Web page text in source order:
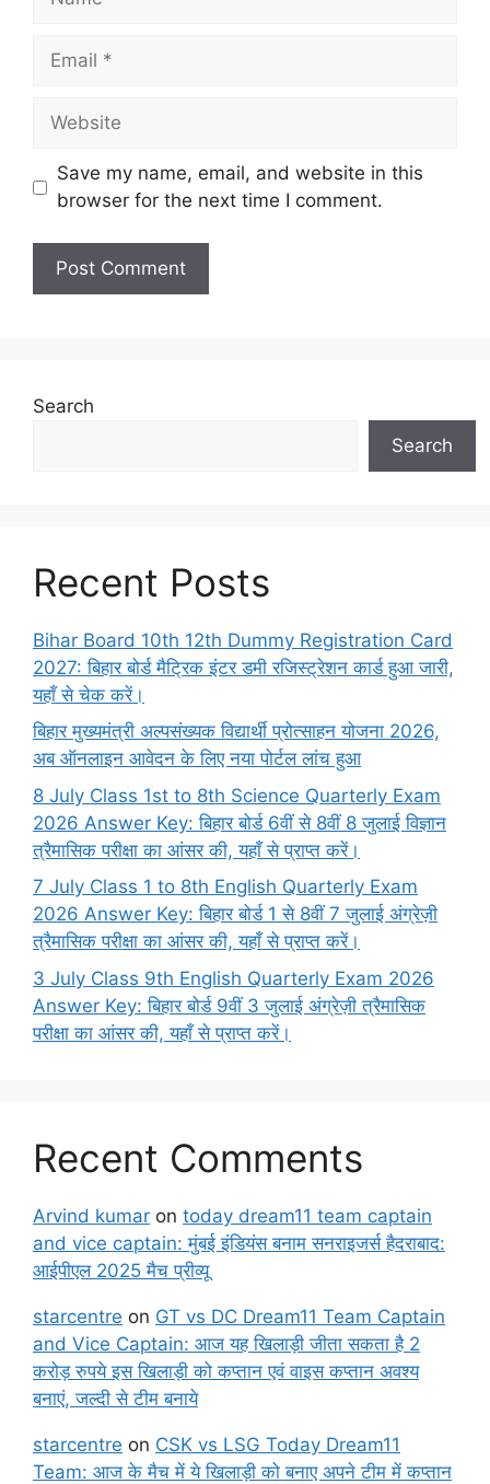
Email
Website
Save my name, email, and website in this
browser for the next time I comment.
Search
Search
Recent Posts
Bihar Board 10th 12th Dummy Registration Card
2027: बिहार बोर्ड मैट्रिक इंटर डमी रजिस्ट्रेशन कार्ड हुआ जारी,
यहाँ से चेक करें।
बिहार मुख्यमंत्री अल्पसंख्यक विद्यार्थी प्रोत्साहन योजना 2026,
अब ऑनलाइन आवेदन के लिए नया पोर्टल लांच हुआ
8 July Class 1st to 8th Science Quarterly Exam
2026 Answer Key: बिहार बोर्ड 6वीं से 8वीं 8 जुलाई विज्ञान
त्रैमासिक परीक्षा का आंसर की, यहाँ से प्राप्त करें।
7 July Class 1 to 8th English Quarterly Exam
2026 Answer Key: बिहार बोर्ड 1 से 8वीं 7 जुलाई अंग्रेज़ी
त्रैमासिक परीक्षा का आंसर की, यहाँ से प्राप्त करें।
3 July Class 9th English Quarterly Exam 2026
Answer Key: बिहार बोर्ड 9वीं 3 जुलाई अंग्रेज़ी त्रैमासिक
परीक्षा का आंसर की, यहाँ से प्राप्त करें।
Recent Comments
Arvind kumar on today dream11 team captain
and vice captain: मुंबई इंडियंस बनाम सनराइजर्स हैदराबाद:
आईपीएल 2025 मैच प्रीव्यू
starcentre on GT vs DC Dream11 Team Captain
and Vice Captain: आज यह खिलाड़ी जीता सकता है 2
करोड़ रुपये इस खिलाड़ी को कप्तान एवं वाइस कप्तान अवश्य
बनाएं, जल्दी से टीम बनाये
starcentre on CSK vs LSG Today Dream11
Team: आज के मैच में ये खिलाड़ी को बनाए अपने टीम में कप्तान